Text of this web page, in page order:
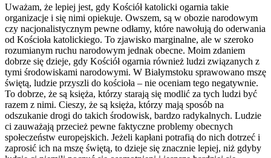
Uważam, że lepiej jest, gdy Kościół katolicki ogarnia takie
organizacje i się nimi opiekuje. Owszem, są w obozie narodowym
czy nacjonalistycznym pewne odłamy, które nawołują do oderwania
od Kościoła katolickiego. To zjawisko marginalne, ale w szeroko
rozumianym ruchu narodowym jednak obecne. Moim zdaniem
dobrze się dzieje, gdy Kościół ogarnia również ludzi związanych z
tymi środowiskami narodowymi. W Białymstoku sprawowano mszę
świętą, ludzie przyszli do kościoła – nie oceniam tego negatywnie.
To dobrze, że są księża, którzy starają się modlić za tych ludzi być
razem z nimi. Cieszy, że są księża, którzy mają sposób na
odszukanie drogi do takich środowisk, bardzo radykalnych. Ludzie
ci zauważają przecież pewne faktyczne problemy obecnych
społeczeństw europejskich. Jeżeli kapłani potrafią do nich dotrzeć i
zaprosić ich na mszę świętą, to dzieje się znacznie lepiej, niż gdyby